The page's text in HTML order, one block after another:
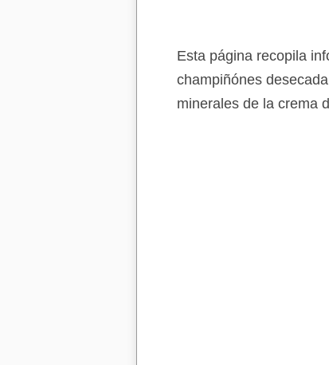
Esta página recopila
champiñónes
minerales de la crema